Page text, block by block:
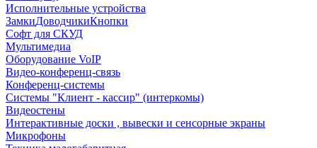
Исполнительные устройства
ЗамкиДоводчикиКнопки
Софт для СКУД
Мультимедиа
Оборудование VoIP
Видео-конференц-связь
Конференц-системы
Системы "Клиент - кассир" (интеркомы)
Видеостены
Интерактивные доски , вывески и сенсорные экраны
Микрофоны